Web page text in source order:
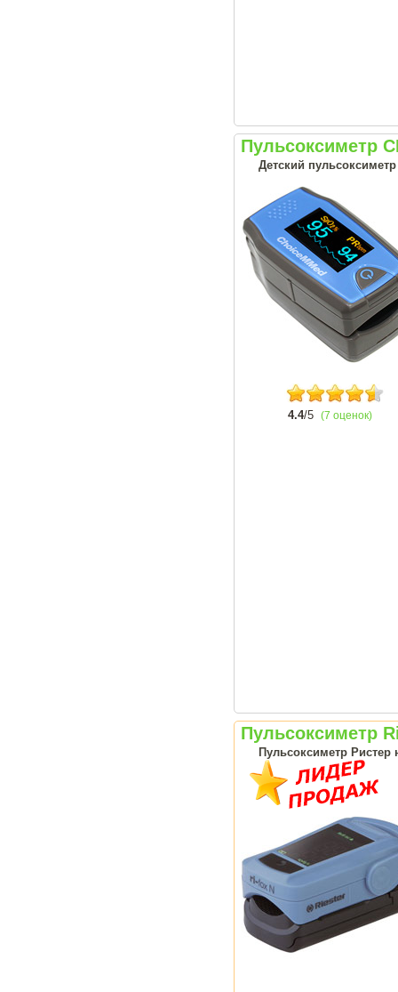
Пульсоксиметр
Детский
4.4/5 (7 оценок)
Пульсоксиметр
Пульсоксиметр Ристер